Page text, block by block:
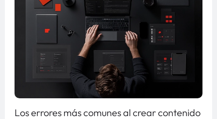
Los errores más comunes al crear contenido